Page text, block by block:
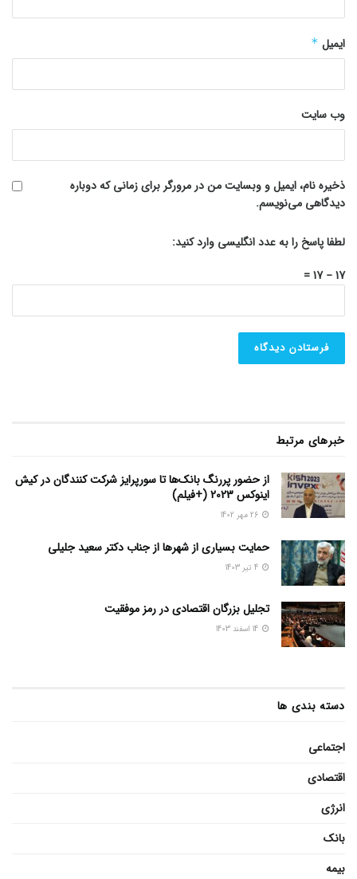
ایمیل *
وب‌ سایت
ذخیره نام، ایمیل و وبسایت من در مرورگر برای زمانی که دوباره
دیدگاهی می‌نویسم.
لطفا پاسخ را به عدد انگلیسی وارد کنید:
17 − 17 =
خبرهای مرتبط
از حضور پررنگ بانک‌ها تا سورپرایز شرکت کنندگان در کیش
اینوکس 2023 (+فیلم)
حمایت بسیاری از شهرها از جناب دکتر سعید جلیلی
تجلیل بزرگان اقتصادی در رمز موفقیت
دسته بندی ها
اجتماعی
اقتصادی
انرژی
بانک
بیمه